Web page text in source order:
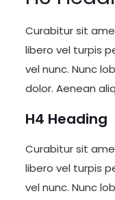
Curabitur sit
libero vel turpis
vel nunc. Nunc
dolor. Aenean
H4 Heading
Curabitur sit
libero vel turpis
vel nunc. Nunc